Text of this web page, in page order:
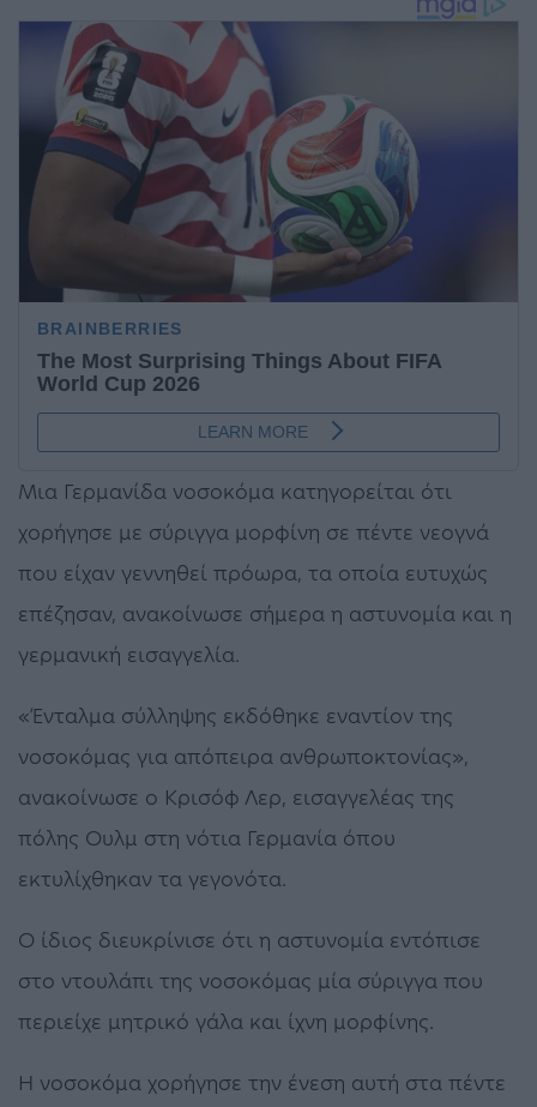
Μια Γερμανίδα νοσοκόμα κατηγορείται ότι
χορήγησε με σύριγγα μορφίνη σε πέντε νεογνά
που είχαν γεννηθεί πρόωρα, τα οποία ευτυχώς
επέζησαν, ανακοίνωσε σήμερα η αστυνομία και η
γερμανική εισαγγελία.
«Ένταλμα σύλληψης εκδόθηκε εναντίον της
νοσοκόμας για απόπειρα ανθρωποκτονίας»,
ανακοίνωσε ο Κρισόφ Λερ, εισαγγελέας της
πόλης Ουλμ στη νότια Γερμανία όπου
εκτυλίχθηκαν τα γεγονότα.
Ο ίδιος διευκρίνισε ότι η αστυνομία εντόπισε
στο ντουλάπι της νοσοκόμας μία σύριγγα που
περιείχε μητρικό γάλα και ίχνη μορφίνης.
Η νοσοκόμα χορήγησε την ένεση αυτή στα πέντε